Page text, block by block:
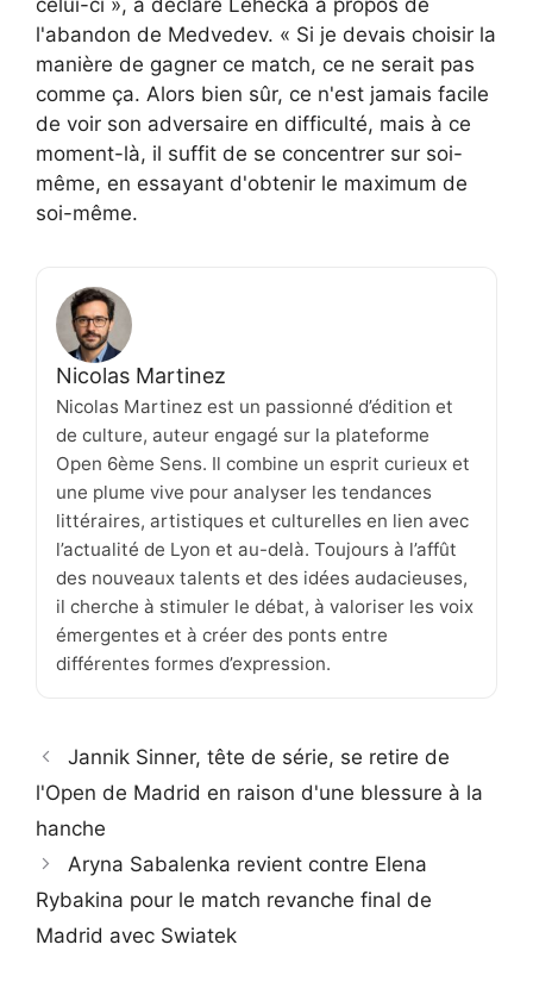
l'abandon de Medvedev. « Si je devais choisir la
manière de gagner ce match, ce ne serait pas
comme ça. Alors bien sûr, ce n'est jamais facile
de voir son adversaire en difficulté, mais à ce
moment-là, il suffit de se concentrer sur soi-
même, en essayant d'obtenir le maximum de
soi-même.
Nicolas Martinez
Nicolas Martinez est un passionné d’édition et
de culture, auteur engagé sur la plateforme
Open 6ème Sens. Il combine un esprit curieux et
une plume vive pour analyser les tendances
littéraires, artistiques et culturelles en lien avec
l’actualité de Lyon et au-delà. Toujours à l’affût
des nouveaux talents et des idées audacieuses,
il cherche à stimuler le débat, à valoriser les voix
émergentes et à créer des ponts entre
différentes formes d’expression.
Jannik Sinner, tête de série, se retire de
l'Open de Madrid en raison d'une blessure à la
hanche
Aryna Sabalenka revient contre Elena
Rybakina pour le match revanche final de
Madrid avec Swiatek